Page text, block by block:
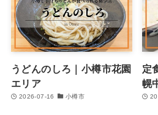
うどんのしろ｜小樽市花園
エリア
2026-07-16 小樽市
定
幌